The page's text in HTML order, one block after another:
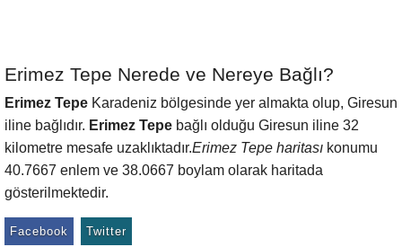
Erimez Tepe Nerede ve Nereye Bağlı?
Erimez Tepe Karadeniz bölgesinde yer almakta olup, Giresun
iline bağlıdır. Erimez Tepe bağlı olduğu Giresun iline 32
kilometre mesafe uzaklıktadır.Erimez Tepe haritası konumu
40.7667 enlem ve 38.0667 boylam olarak haritada
gösterilmektedir.
Facebook Twitter